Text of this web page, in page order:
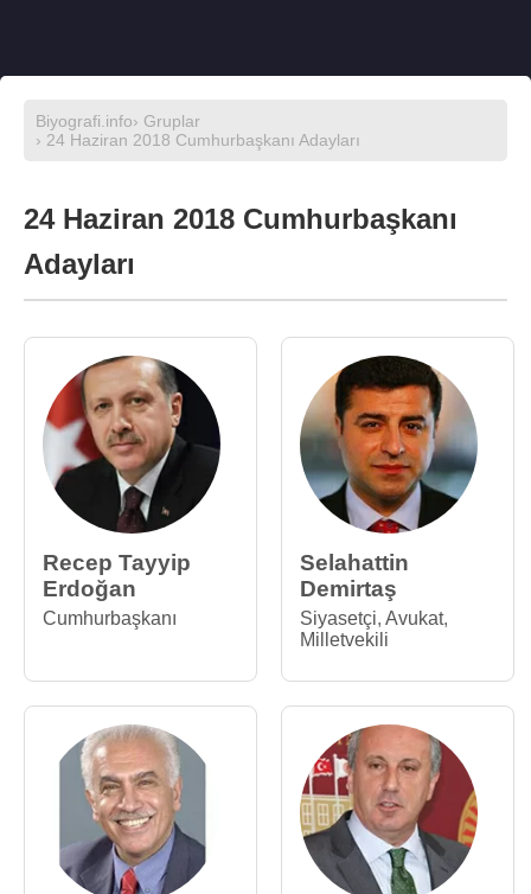
Biyografi.info› Gruplar
› 24 Haziran 2018 Cumhurbaşkanı Adayları
24 Haziran 2018 Cumhurbaşkanı
Adayları
Recep Tayyip
Erdoğan
Cumhurbaşkanı
Selahattin
Demirtaş
Siyasetçi, Avukat,
Milletvekili